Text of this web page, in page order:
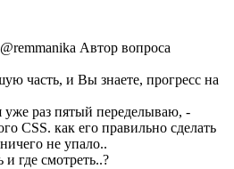
@remmanika Автор вопроса
часть, и Вы знаете, прогресс на
уже раз пятый переделываю, -
CSS. как его правильно сделать
не упало..
и где смотреть..?